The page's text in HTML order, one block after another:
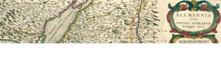
Zum
Inhalt
springen